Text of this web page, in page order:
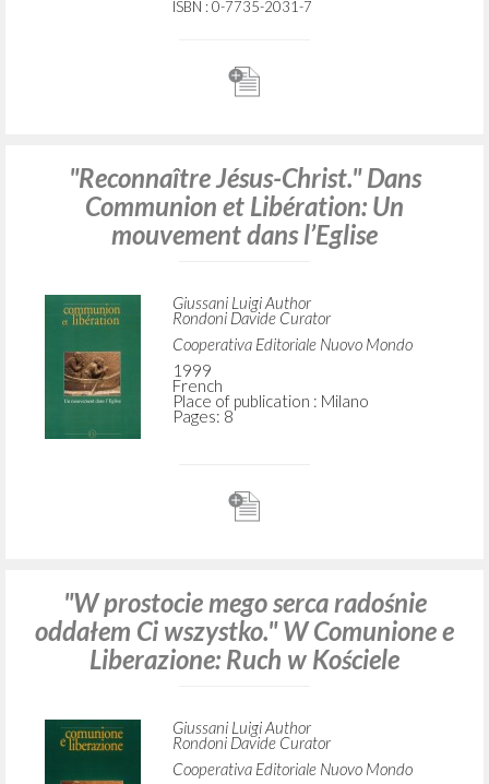
ISBN : 0-7735-2031-7
"Reconnaître Jésus-Christ." Dans
Communion et Libération: Un
mouvement dans l’Eglise
Giussani Luigi Author
Rondoni Davide Curator
Cooperativa Editoriale Nuovo Mondo
1999
French
Place of publication : Milano
Pages: 8
"W prostocie mego serca radośnie
oddałem Ci wszystko." W Comunione e
Liberazione: Ruch w Kościele
Giussani Luigi Author
Rondoni Davide Curator
Cooperativa Editoriale Nuovo Mondo